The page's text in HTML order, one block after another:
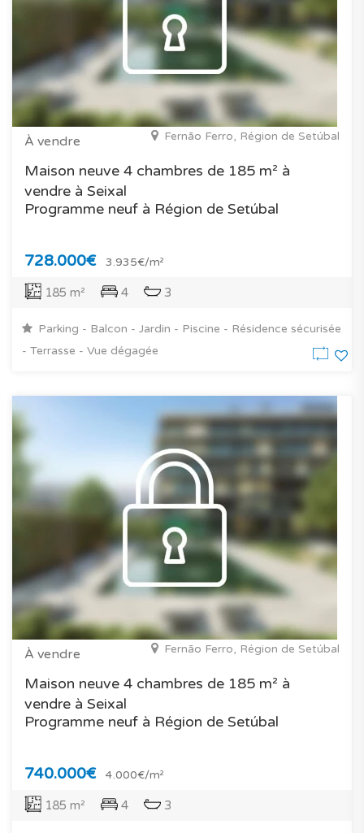
À vendre Fernão Ferro, Région de Setúbal
Maison neuve 4 chambres de 185 m² à
vendre à Seixal
Programme neuf à Région de Setúbal
728.000€ 3.935€/m²
185 m² 4 3
Parking - Balcon - Jardin - Piscine - Résidence sécurisée
- Terrasse - Vue dégagée
À vendre Fernão Ferro, Région de Setúbal
Maison neuve 4 chambres de 185 m² à
vendre à Seixal
Programme neuf à Région de Setúbal
740.000€ 4.000€/m²
185 m² 4 3